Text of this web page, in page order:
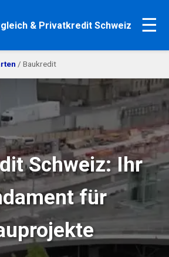
& Privatkredit Schweiz ☰
/ Baukredit
Schweiz: Ihr
für